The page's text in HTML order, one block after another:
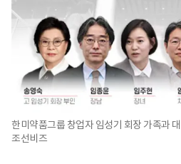
한미약품그룹 창업자 임성기 회장 가족과
조선비즈